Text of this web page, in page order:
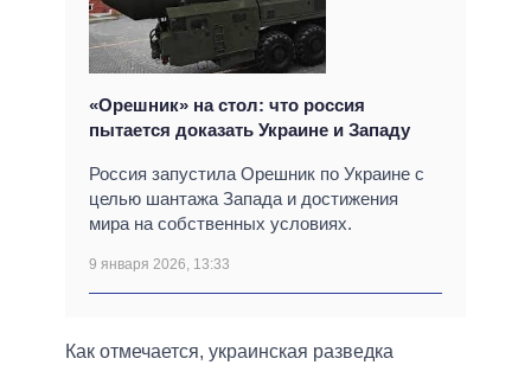
«Орешник» на стол: что россия
пытается доказать Украине и Западу
Россия запустила Орешник по Украине с
целью шантажа Запада и достижения
мира на собственных условиях.
9 января 2026, 13:33
Как отмечается, украинская разведка